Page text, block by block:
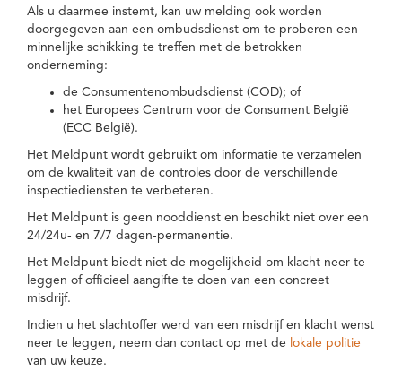
Als u daarmee instemt, kan uw melding ook worden
doorgegeven aan een ombudsdienst om te proberen een
minnelijke schikking te treffen met de betrokken
onderneming:
de Consumentenombudsdienst (COD); of
het Europees Centrum voor de Consument België
(ECC België).
Het Meldpunt wordt gebruikt om informatie te verzamelen
om de kwaliteit van de controles door de verschillende
inspectiediensten te verbeteren.
Het Meldpunt is geen nooddienst en beschikt niet over een
24/24u- en 7/7 dagen-permanentie.
Het Meldpunt biedt niet de mogelijkheid om klacht neer te
leggen of officieel aangifte te doen van een concreet
misdrijf.
Indien u het slachtoffer werd van een misdrijf en klacht wenst
neer te leggen, neem dan contact op met de lokale politie
van uw keuze.